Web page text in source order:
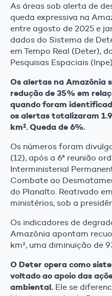
As áreas sob alerta de
queda expressiva na
entre agosto de 2025 e
dados do Sistema de
em Tempo Real (Deter),
Pesquisas Espaciais (Inpe).
Os alertas na Amazônia
redução de 35% em
quando foram
os alertas totalizaram
km². Queda de 6%.
Os números foram
(12), após a 6ª reunião
Interministerial
Combate ao
do Planalto. Reativado
ministérios, sob a
Os indicadores de
Amazônia apontam
km², uma diminuição de
O Deter opera como
voltado ao apoio das
ambiental. Ele se